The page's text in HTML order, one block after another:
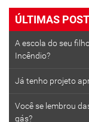
ÚLTIMAS
A escola do seu
Incêndio?
Já tenho projeto
Você se lembrou
gás?